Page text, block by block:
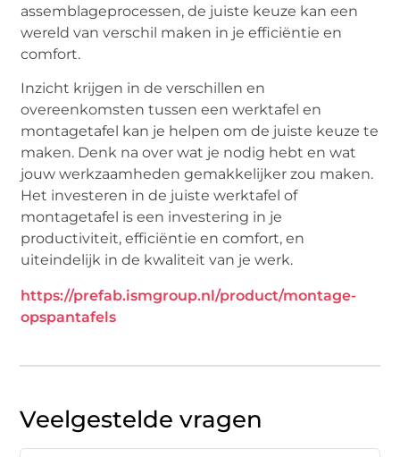
assemblageprocessen, de juiste keuze kan een
wereld van verschil maken in je efficiëntie en
comfort.
Inzicht krijgen in de verschillen en
overeenkomsten tussen een werktafel en
montagetafel kan je helpen om de juiste keuze te
maken. Denk na over wat je nodig hebt en wat
jouw werkzaamheden gemakkelijker zou maken.
Het investeren in de juiste werktafel of
montagetafel is een investering in je
productiviteit, efficiëntie en comfort, en
uiteindelijk in de kwaliteit van je werk.
https://prefab.ismgroup.nl/product/montage-
opspantafels
Veelgestelde vragen